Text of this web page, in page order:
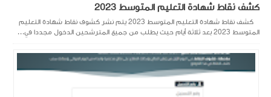
كشف نقاط شهادة التعليم المتوسط 2023
كشف نقاط شهادة التعليم المتوسط 2023 يتم نشر كشوف نقاط شهادة التعليم
المتوسط 2023 بعد ثلاثة أيام حيث يطلب من جميع المترشحين الدخول مجددا في...